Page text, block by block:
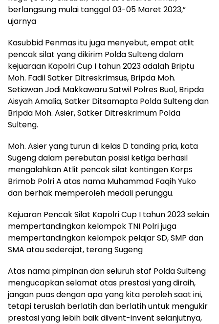
berlangsung mulai tanggal 03-05 Maret 2023,”
ujarnya
Kasubbid Penmas itu juga menyebut, empat atlit
pencak silat yang dikirim Polda Sulteng dalam
kejuaraan Kapolri Cup I tahun 2023 adalah Briptu
Moh. Fadil Satker Ditreskrimsus, Bripda Moh.
Setiawan Jodi Makkawaru Satwil Polres Buol, Bripda
Aisyah Amalia, Satker Ditsamapta Polda Sulteng dan
Bripda Moh. Asier, Satker Ditreskrimum Polda
Sulteng.
Moh. Asier yang turun di kelas D tanding pria, kata
Sugeng dalam perebutan posisi ketiga berhasil
mengalahkan Atlit pencak silat kontingen Korps
Brimob Polri A atas nama Muhammad Faqih Yuko
dan berhak memperoleh medali perunggu.
Kejuaran Pencak Silat Kapolri Cup I tahun 2023 selain
mempertandingkan kelompok TNI Polri juga
mempertandingkan kelompok pelajar SD, SMP dan
SMA atau sederajat, terang Sugeng
Atas nama pimpinan dan seluruh staf Polda Sulteng
mengucapkan selamat atas prestasi yang diraih,
jangan puas dengan apa yang kita peroleh saat ini,
tetapi teruslah berlatih dan berlatih untuk mengukir
prestasi yang lebih baik diivent-invent selanjutnya,